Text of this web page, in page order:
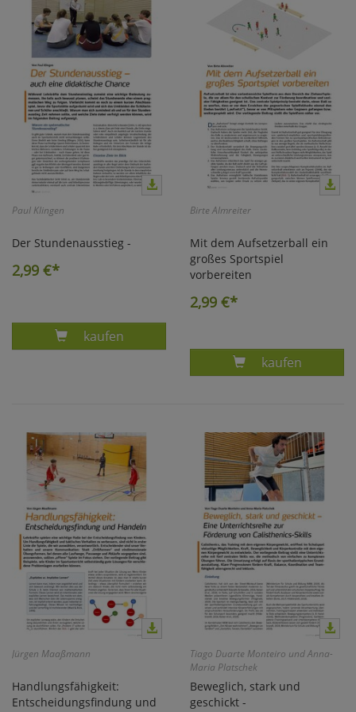
Paul Klingen
Der Stundenausstieg -
2,99 €*
Produkt DER STUNDENAUSSTIEG - AUCH
kaufen
Birte Almreiter
Mit dem Aufsetzerball ein
großes Sportspiel
vorbereiten
2,99 €*
Produkt
kaufen
Jürgen Maaßmann
Handlungsfähigkeit:
Entscheidungsfindung und
Tiago Duarte Monteiro und Anna-
Maria Platschek
Beweglich, stark und
geschickt -
Marketing
Umfragetools
Cookies
Alle Akzeptieren
Cookies
Einstellungen speichern
zurück zu Haupptseite